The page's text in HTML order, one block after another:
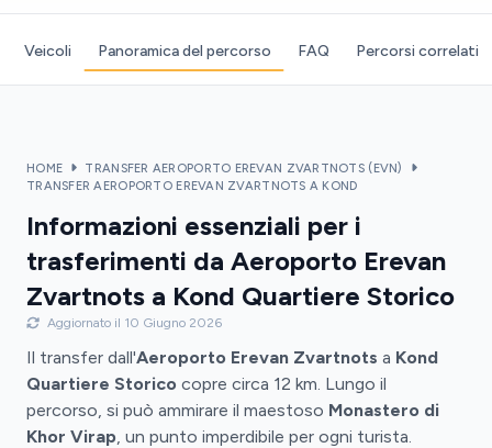
Veicoli Panoramica del percorso FAQ Percorsi correlati
HOME
TRANSFER AEROPORTO EREVAN ZVARTNOTS (EVN)
TRANSFER AEROPORTO EREVAN ZVARTNOTS A KOND
Informazioni essenziali per i
trasferimenti da Aeroporto Erevan
Zvartnots a Kond Quartiere Storico
Aggiornato il 10 Giugno 2026
Il transfer dall'Aeroporto Erevan Zvartnots a Kond
Quartiere Storico copre circa 12 km. Lungo il
percorso, si può ammirare il maestoso Monastero di
Khor Virap, un punto imperdibile per ogni turista.